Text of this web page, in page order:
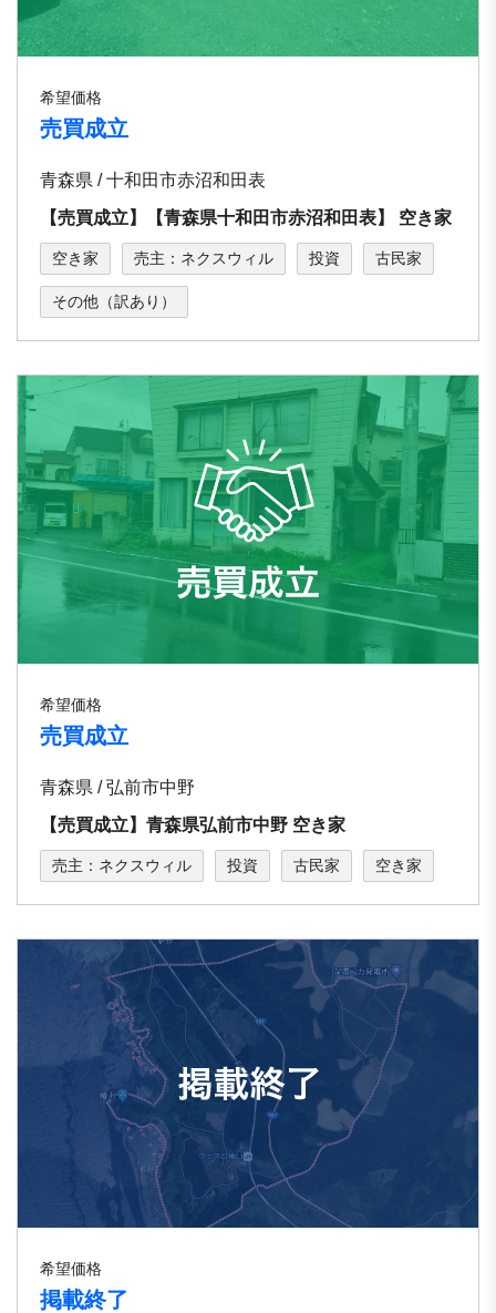
希望価格
売買成立
青森県 / ⼗和⽥市⾚沼和⽥表
【売買成立】【⻘森県⼗和⽥市⾚沼和⽥表】 空き家
空き家 売主：ネクスウィル 投資 古民家
その他（訳あり）
希望価格
売買成立
青森県 / 弘前市中野
【売買成立】⻘森県弘前市中野 空き家
売主：ネクスウィル 投資 古民家 空き家
希望価格
掲載終了